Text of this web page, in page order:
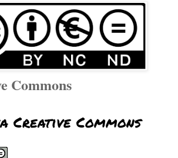
Commons
Creative Commons